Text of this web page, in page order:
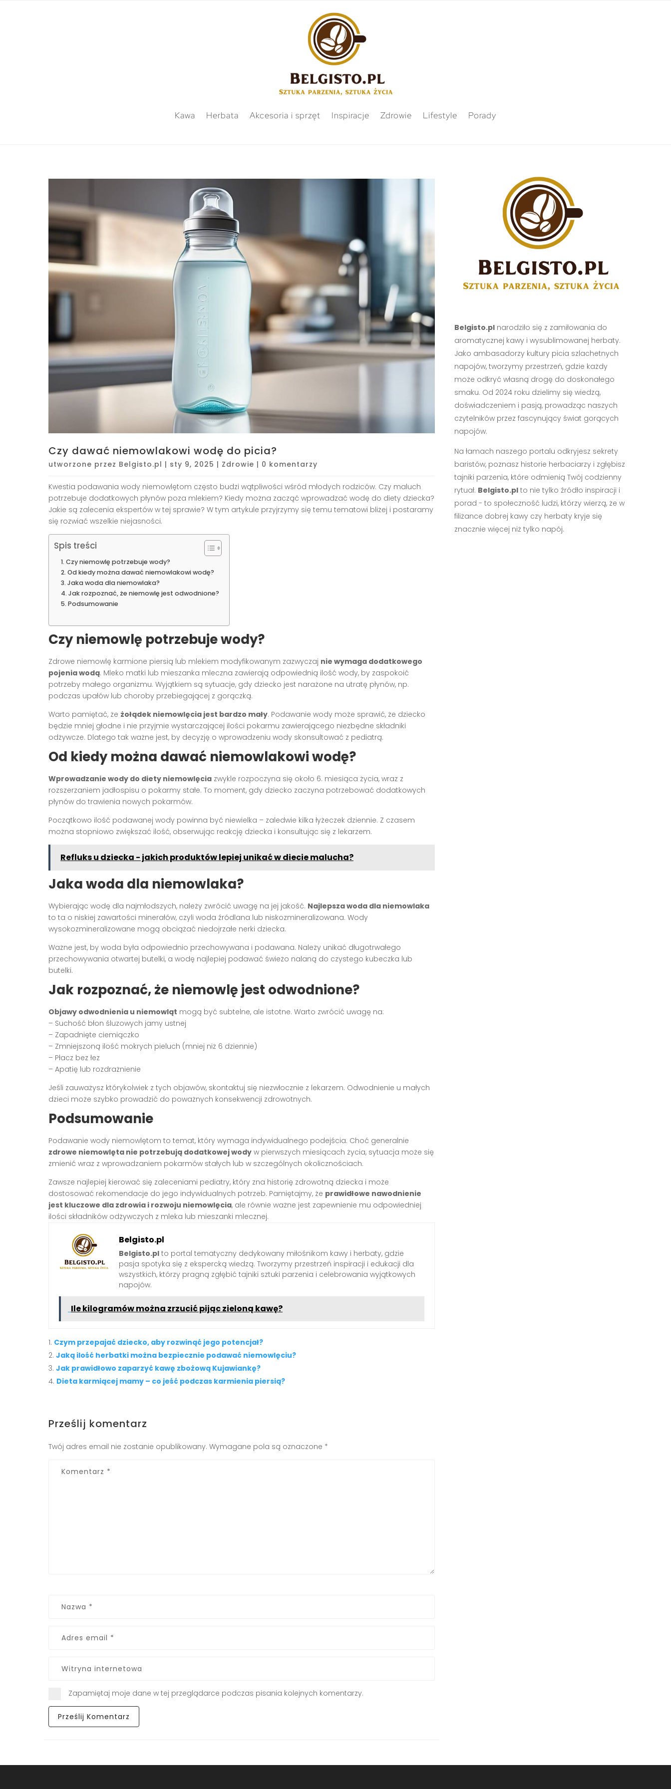
Kawa Herbata Akcesoria i sprzęt Inspiracje Zdrowie Lifestyle Porady
Czy dawać niemowlakowi wodę do picia?
utworzone przez Belgisto.pl | sty 9, 2025 | Zdrowie | 0 komentarzy
Kwestia podawania wody niemowlętom często budzi wątpliwości wśród młodych rodziców. Czy maluch
potrzebuje dodatkowych płynów poza mlekiem? Kiedy można zacząć wprowadzać wodę do diety dziecka?
Jakie są zalecenia ekspertów w tej sprawie? W tym artykule przyjrzymy się temu tematowi bliżej i postaramy
się rozwiać wszelkie niejasności.
Spis treści
Czy niemowlę potrzebuje wody?
Od kiedy można dawać niemowlakowi wodę?
Jaka woda dla niemowlaka?
Jak rozpoznać, że niemowlę jest odwodnione?
Podsumowanie
Czy niemowlę potrzebuje wody?
Zdrowe niemowlę karmione piersią lub mlekiem modyfikowanym zazwyczaj nie wymaga dodatkowego
pojenia wodą. Mleko matki lub mieszanka mleczna zawierają odpowiednią ilość wody, by zaspokoić
potrzeby małego organizmu. Wyjątkiem są sytuacje, gdy dziecko jest narażone na utratę płynów, np.
podczas upałów lub choroby przebiegającej z gorączką.
Warto pamiętać, że żołądek niemowlęcia jest bardzo mały. Podawanie wody może sprawić, że dziecko
będzie mniej głodne i nie przyjmie wystarczającej ilości pokarmu zawierającego niezbędne składniki
odżywcze. Dlatego tak ważne jest, by decyzję o wprowadzeniu wody skonsultować z pediatrą.
Od kiedy można dawać niemowlakowi wodę?
Wprowadzanie wody do diety niemowlęcia zwykle rozpoczyna się około 6. miesiąca życia, wraz z
rozszerzaniem jadłospisu o pokarmy stałe. To moment, gdy dziecko zaczyna potrzebować dodatkowych
płynów do trawienia nowych pokarmów.
Początkowo ilość podawanej wody powinna być niewielka – zaledwie kilka łyżeczek dziennie. Z czasem
można stopniowo zwiększać ilość, obserwując reakcję dziecka i konsultując się z lekarzem.
Refluks u dziecka - jakich produktów lepiej unikać w diecie malucha?
Jaka woda dla niemowlaka?
Wybierając wodę dla najmłodszych, należy zwrócić uwagę na jej jakość. Najlepsza woda dla niemowlaka
to ta o niskiej zawartości minerałów, czyli woda źródlana lub niskozmineralizowana. Wody
wysokozmineralizowane mogą obciążać niedojrzałe nerki dziecka.
Ważne jest, by woda była odpowiednio przechowywana i podawana. Należy unikać długotrwałego
przechowywania otwartej butelki, a wodę najlepiej podawać świeżo nalaną do czystego kubeczka lub
butelki.
Jak rozpoznać, że niemowlę jest odwodnione?
Objawy odwodnienia u niemowląt mogą być subtelne, ale istotne. Warto zwrócić uwagę na:
– Suchość błon śluzowych jamy ustnej
– Zapadnięte ciemiączko
– Zmniejszoną ilość mokrych pieluch (mniej niż 6 dziennie)
– Płacz bez łez
– Apatię lub rozdrażnienie
Jeśli zauważysz którykolwiek z tych objawów, skontaktuj się niezwłocznie z lekarzem. Odwodnienie u małych
dzieci może szybko prowadzić do poważnych konsekwencji zdrowotnych.
Podsumowanie
Podawanie wody niemowlętom to temat, który wymaga indywidualnego podejścia. Choć generalnie
zdrowe niemowlęta nie potrzebują dodatkowej wody w pierwszych miesiącach życia, sytuacja może się
zmienić wraz z wprowadzaniem pokarmów stałych lub w szczególnych okolicznościach.
Zawsze najlepiej kierować się zaleceniami pediatry, który zna historię zdrowotną dziecka i może
dostosować rekomendacje do jego indywidualnych potrzeb. Pamiętajmy, że prawidłowe nawodnienie
jest kluczowe dla zdrowia i rozwoju niemowlęcia, ale równie ważne jest zapewnienie mu odpowiedniej
ilości składników odżywczych z mleka lub mieszanki mlecznej.
Belgisto.pl
Belgisto.pl to portal tematyczny dedykowany miłośnikom kawy i herbaty, gdzie
pasja spotyka się z ekspercką wiedzą. Tworzymy przestrzeń inspiracji i edukacji dla
wszystkich, którzy pragną zgłębić tajniki sztuki parzenia i celebrowania wyjątkowych
napojów.
Ile kilogramów można zrzucić pijąc zieloną kawę?
Czym przepajać dziecko, aby rozwinąć jego potencjał?
Jaką ilość herbatki można bezpiecznie podawać niemowlęciu?
Jak prawidłowo zaparzyć kawę zbożową Kujawiankę?
Dieta karmiącej mamy – co jeść podczas karmienia piersią?
Prześlij komentarz
Twój adres email nie zostanie opublikowany. Wymagane pola są oznaczone *
Zapamiętaj moje dane w tej przeglądarce podczas pisania kolejnych komentarzy.
Belgisto.plnarodziło się z zamiłowania do
aromatycznej kawy i wysublimowanej herbaty.
Jako ambasadorzy kultury picia szlachetnych
napojów, tworzymy przestrzeń, gdzie każdy
może odkryć własną drogę do doskonałego
smaku. Od 2024 roku dzielimy się wiedzą,
doświadczeniem i pasją, prowadząc naszych
czytelników przez fascynujący świat gorących
napojów.
Na łamach naszego portalu odkryjesz sekrety
baristów, poznasz historie herbaciarzy i zgłębisz
tajniki parzenia, które odmienią Twój codzienny
rytuał. Belgisto.plto nie tylko źródło inspiracji i
porad - to społeczność ludzi, którzy wierzą, że w
filiżance dobrej kawy czy herbaty kryje się
znacznie więcej niż tylko napój.